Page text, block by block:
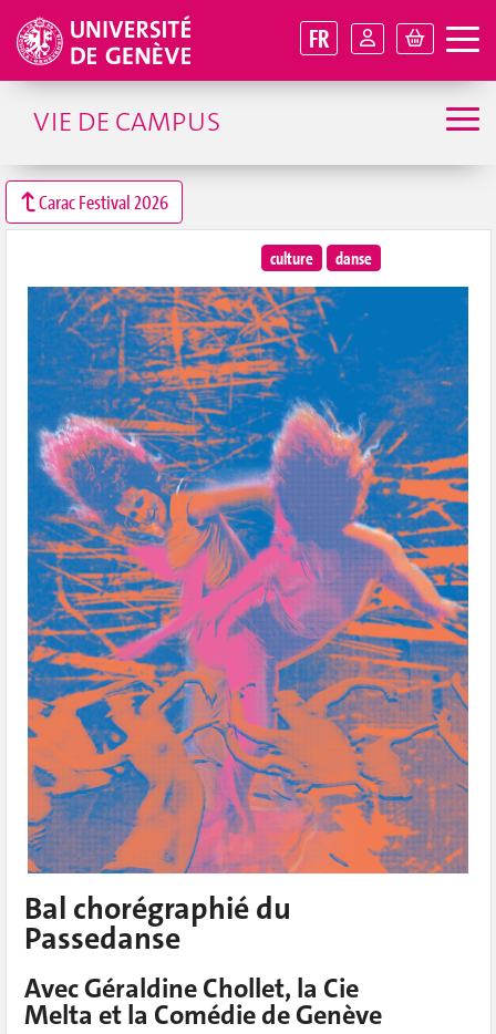
FR
VIE DE CAMPUS
Carac Festival 2026
culture danse
Bal chorégraphié du
Passedanse
Avec Géraldine Chollet, la Cie
Melta et la Comédie de Genève